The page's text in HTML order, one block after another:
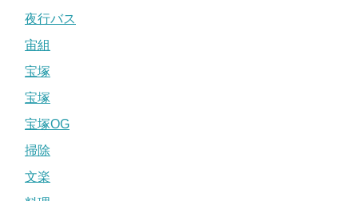
夜行バス
宙組
宝塚
宝塚
宝塚OG
掃除
文楽